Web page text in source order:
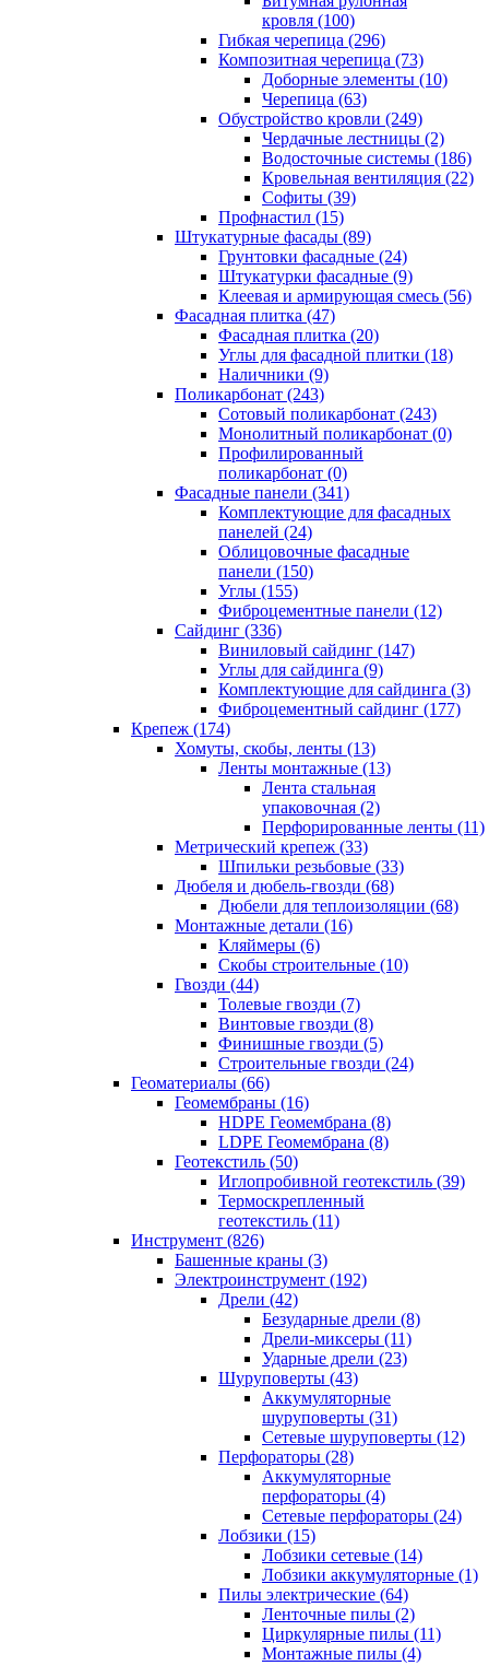
кровля (100)
Гибкая черепица (296)
Композитная черепица (73)
Доборные элементы (10)
Черепица (63)
Обустройство кровли (249)
Чердачные лестницы (2)
Водосточные системы (186)
Кровельная вентиляция (22)
Cофиты (39)
Профнастил (15)
Штукатурные фасады (89)
Грунтовки фасадные (24)
Штукатурки фасадные (9)
Клеевая и армирующая смесь (56)
Фасадная плитка (47)
Фасадная плитка (20)
Углы для фасадной плитки (18)
Наличники (9)
Поликарбонат (243)
Сотовый поликарбонат (243)
Монолитный поликарбонат (0)
Профилированный
поликарбонат (0)
Фасадные панели (341)
Комплектующие для фасадных
панелей (24)
Облицовочные фасадные
панели (150)
Углы (155)
Фиброцементные панели (12)
Сайдинг (336)
Виниловый сайдинг (147)
Углы для сайдинга (9)
Комплектующие для сайдинга (3)
Фиброцементный сайдинг (177)
Крепеж (174)
Хомуты, скобы, ленты (13)
Ленты монтажные (13)
Лента стальная
упаковочная (2)
Перфорированные ленты (11)
Метрический крепеж (33)
Шпильки резьбовые (33)
Дюбеля и дюбель-гвозди (68)
Дюбели для теплоизоляции (68)
Монтажные детали (16)
Кляймеры (6)
Скобы строительные (10)
Гвозди (44)
Толевые гвозди (7)
Винтовые гвозди (8)
Финишные гвозди (5)
Строительные гвозди (24)
Геоматериалы (66)
Геомембраны (16)
HDPE Геомембрана (8)
LDPE Геомембрана (8)
Геотекстиль (50)
Иглопробивной геотекстиль (39)
Термоскрепленный
геотекстиль (11)
Инструмент (826)
Башенные краны (3)
Электроинструмент (192)
Дрели (42)
Безударные дрели (8)
Дрели-миксеры (11)
Ударные дрели (23)
Шуруповерты (43)
Аккумуляторные
шуруповерты (31)
Сетевые шуруповерты (12)
Перфораторы (28)
Аккумуляторные
перфораторы (4)
Сетевые перфораторы (24)
Лобзики (15)
Лобзики сетевые (14)
Лобзики аккумуляторные (1)
Пилы электрические (64)
Ленточные пилы (2)
Циркулярные пилы (11)
Монтажные пилы (4)